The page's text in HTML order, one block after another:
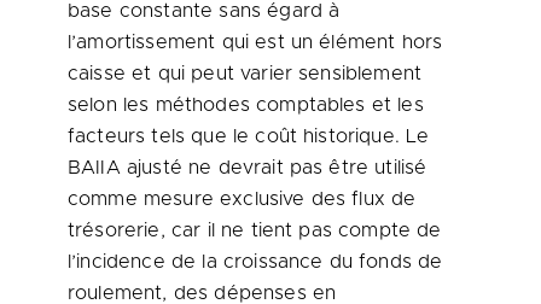
base constante sans égard à
l’amortissement qui est un élément hors
caisse et qui peut varier sensiblement
selon les méthodes comptables et les
facteurs tels que le coût historique. Le
BAIIA ajusté ne devrait pas être utilisé
comme mesure exclusive des flux de
trésorerie, car il ne tient pas compte de
l’incidence de la croissance du fonds de
roulement, des dépenses en